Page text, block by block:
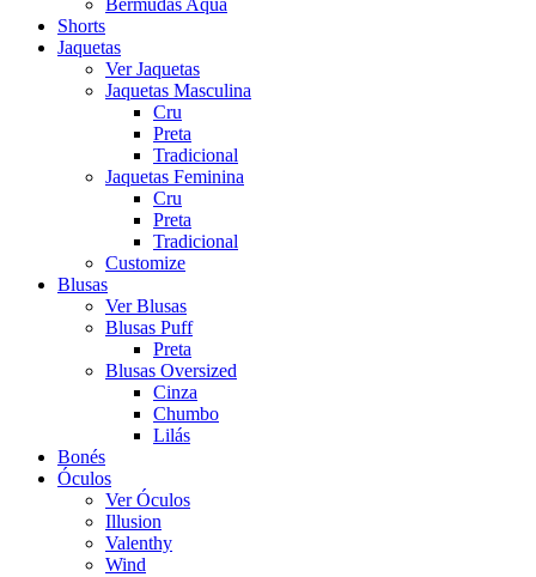
Bermudas Aqua
Shorts
Jaquetas
Ver Jaquetas
Jaquetas Masculina
Cru
Preta
Tradicional
Jaquetas Feminina
Cru
Preta
Tradicional
Customize
Blusas
Ver Blusas
Blusas Puff
Preta
Blusas Oversized
Cinza
Chumbo
Lilás
Bonés
Óculos
Ver Óculos
Illusion
Valenthy
Wind